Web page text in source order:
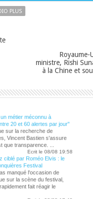
PLUS
Royaume-
ministre, Rishi
à la Chine et
métier méconnu à
20 et 60 alertes par jour"
sur la recherche de
Vincent Bastien s'assure
que transparence. ...
Ecrit le 08/08 19:58
ciblé par Roméo Elvis : le
Festival
manqué l'occasion de
sur la scène du festival,
fait réagir le